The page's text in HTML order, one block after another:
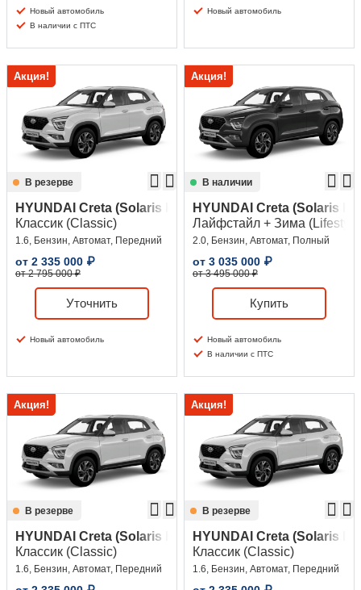
Новый автомобиль
В наличии с ПТС
Новый автомобиль
Акция!
В резерве
HYUNDAI Creta (Solaris HC)
Классик (Classic)
1.6, Бензин, Автомат, Передний
от 2 335 000 ₽
от 2 795 000 ₽
Уточнить
Новый автомобиль
Акция!
В наличии
HYUNDAI Creta (Solaris
Лайфстайл + Зима
2.0, Бензин, Автомат, Полный
от 3 035 000 ₽
от 3 495 000 ₽
Купить
Новый автомобиль
В наличии с ПТС
Акция!
В резерве
HYUNDAI Creta (Solaris HC)
Классик (Classic)
1.6, Бензин, Автомат, Передний
Акция!
В резерве
HYUNDAI Creta (Solaris
Классик (Classic)
1.6, Бензин, Автомат, Передний